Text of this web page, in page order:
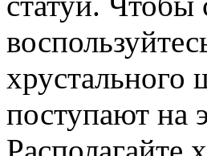
хрустального
поступают на